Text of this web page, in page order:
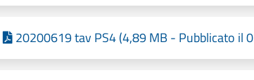
20200619 tav PS4 (4,89 MB - Pubblicato il